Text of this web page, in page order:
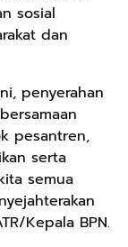
sosial
dan
penyerahan
pesantren,
serta
semua
Kepala BPN.